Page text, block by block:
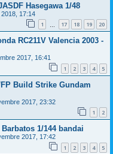
Hasegawa 1/48
17:14
1 17 18 19 20
RC211V Valencia 2003 -
2017, 16:41
1 2 3 4 5
FP Build Strike Gundam
2017, 23:32
1 2
1/144 bandai
2017, 17:42
1 2 3 4 5